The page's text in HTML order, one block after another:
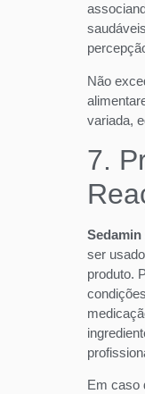
Não
variada,
7.
ser
produto.
Em caso